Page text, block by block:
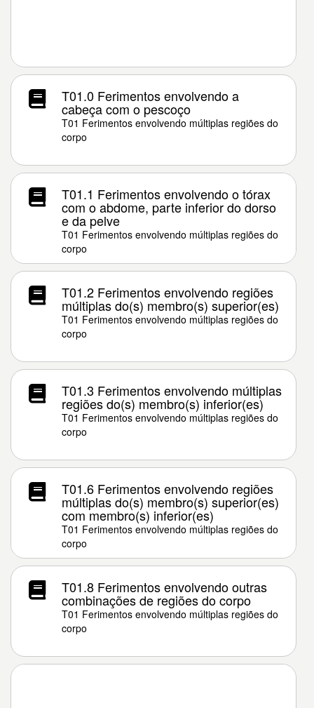
T01.0 Ferimentos envolvendo a
cabeça com o pescoço
T01 Ferimentos envolvendo múltiplas regiões do
corpo
T01.1 Ferimentos envolvendo o tórax
com o abdome, parte inferior do dorso
e da pelve
T01 Ferimentos envolvendo múltiplas regiões do
corpo
T01.2 Ferimentos envolvendo regiões
múltiplas do(s) membro(s) superior(es)
T01 Ferimentos envolvendo múltiplas regiões do
corpo
T01.3 Ferimentos envolvendo múltiplas
regiões do(s) membro(s) inferior(es)
T01 Ferimentos envolvendo múltiplas regiões do
corpo
T01.6 Ferimentos envolvendo regiões
múltiplas do(s) membro(s) superior(es)
com membro(s) inferior(es)
T01 Ferimentos envolvendo múltiplas regiões do
corpo
T01.8 Ferimentos envolvendo outras
combinações de regiões do corpo
T01 Ferimentos envolvendo múltiplas regiões do
corpo